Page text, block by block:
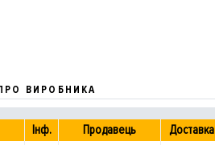
ВИРОБНИКА
Інф. Продавець Доставка